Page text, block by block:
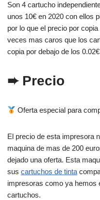
Son 4 cartucho
unos 10€ en 2020 con ellos
por lo que el precio por
veces mas caros que los
copia por debajo de los
➨ Precio
Oferta especial para
El precio de esta impresora
maquina de mas de 200
dejado una oferta. Esta
sus cartuchos de tinta
impresoras como ya hemos
cartuchos.